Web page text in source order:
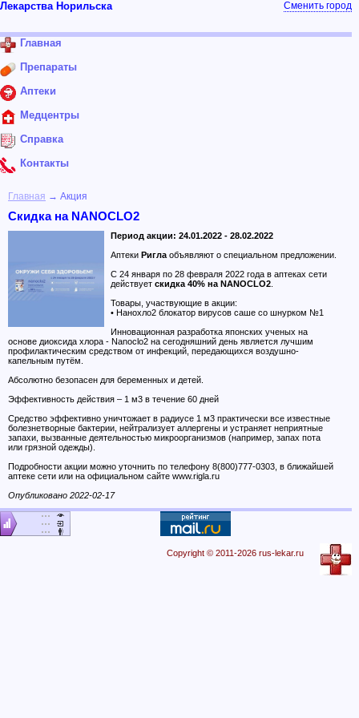
Лекарства Норильска Сменить город
Главная
Препараты
Аптеки
Медцентры
Справка
Контакты
Главная → Акция
Скидка на NANOCLO2
Период акции: 24.01.2022 - 28.02.2022
Аптеки Ригла объявляют о специальном предложении.
C 24 января по 28 февраля 2022 года в аптеках сети
действует скидка 40% на NANOCLO2
Товары, участвующие в акции:
• Нанохло2 блокатор вирусов саше со шнурком №1
Инновационная разработка японских ученых на
основе диоксида хлора - Nanoclo2 на сегодняшний день является лучшим
профилактическим средством от инфекций, передающихся воздушно-
капельным путём.
Абсолютно безопасен для беременных и детей.
Эффективность действия – 1 м3 в течение 60 дней
Средство эффективно уничтожает в радиусе 1 м3 практически все известные
болезнетворные бактерии, нейтрализует аллергены и устраняет неприятные
запахи, вызванные деятельностью микроорганизмов (например, запах пота
или грязной одежды).
Подробности акции можно уточнить по телефону 8(800)777-0303, в ближайшей
аптеке сети или на официальном сайте www.rigla.ru
Опубликовано 2022-02-17
Copyright © 2011-2026 rus-lekar.ru